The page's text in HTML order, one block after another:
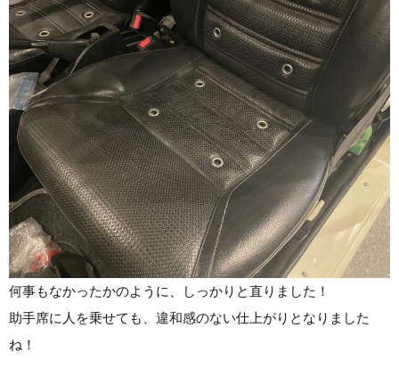
何事もなかったかのように、しっかりと直りました！
助手席に人を乗せても、違和感のない仕上がりとなりました
ね！